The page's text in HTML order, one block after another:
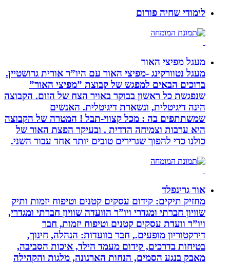
לימודי שחיה פורום
מעגל מפיצי האור
מעגל נטוורקינג -מפיצי האור עם היו”ר אורית גרושטיין.
ברוכים הבאים למפגש של קבוצת ”מפיצי האור”
שנפגשת כל ראשון בבוקר באויר הצח של הזום. הקבוצה
הינה דיגיטלית, ונשארת דיגיטלית. האנשים
שמשתתפים בה : מכל קצווי-תבל ! המטרה של הקבוצה
היא ערבות וצמיחה הדדית . ובעיקר הפצת האור של
כולנו כדי להפוך שגרירים טובים יותר אחד עבור השני.
אור גרינפלד
מחזיק תיקים: קידום עסקים קטנים וטיפוח יזמות ותיק
שוויון חברתי ומגדרי ויו”ר הוועדה שוויון חברתי ומגדרי,
ויו”ר וועדת עסקים קטנים וטיפוח יזמות, חבר
דירקטוריון מופעים., חבר בוועדות: הנהלה, חינוך,
בטיחות בדרכים, קידום מעמד הילד, איכות הסביבה,
מאבק בנגע הסמים, הנחות הארנונה, מלגות והקהילה